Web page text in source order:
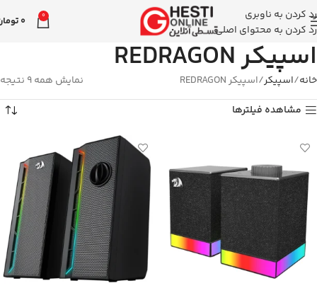
رد کردن به ناوبری
رد کردن به محتوای اصلی
0
0
اسپیکر REDRAGON
خانه اسپیکر اسپیکر REDRAGON
نمایش همه 9 نتیجه
مشاهده فیلترها